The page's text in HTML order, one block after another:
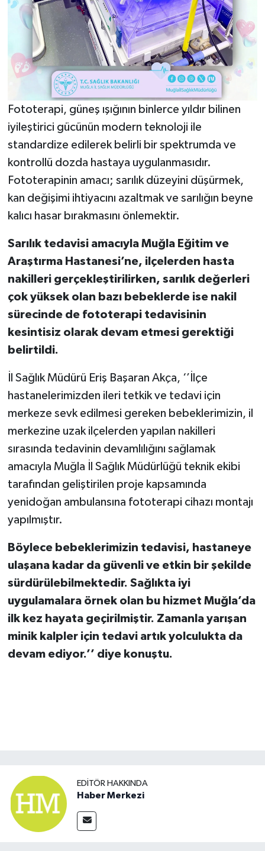
Fototerapi, güneş ışığının binlerce yıldır bilinen
iyileştirici gücünün modern teknoloji ile
standardize edilerek belirli bir spektrumda ve
kontrollü dozda hastaya uygulanmasıdır.
Fototerapinin amacı; sarılık düzeyini düşürmek,
kan değişimi ihtiyacını azaltmak ve sarılığın beyne
kalıcı hasar bırakmasını önlemektir.
Sarılık tedavisi amacıyla Muğla Eğitim ve
Araştırma Hastanesi’ne, ilçelerden hasta
nakilleri gerçekleştirilirken, sarılık değerleri
çok yüksek olan bazı bebeklerde ise nakil
sürecinde de fototerapi tedavisinin
kesintisiz olarak devam etmesi gerektiği
belirtildi.
İl Sağlık Müdürü Eriş Başaran Akça, ‘’İlçe
hastanelerimizden ileri tetkik ve tedavi için
merkeze sevk edilmesi gereken bebeklerimizin, il
merkezine uzak ilçelerden yapılan nakilleri
sırasında tedavinin devamlılığını sağlamak
amacıyla Muğla İl Sağlık Müdürlüğü teknik ekibi
tarafından geliştirilen proje kapsamında
yenidoğan ambulansına fototerapi cihazı montajı
yapılmıştır.
Böylece bebeklerimizin tedavisi, hastaneye
ulaşana kadar da güvenli ve etkin bir şekilde
sürdürülebilmektedir. Sağlıkta iyi
uygulamalara örnek olan bu hizmet Muğla’da
ilk kez hayata geçirilmiştir. Zamanla yarışan
minik kalpler için tedavi artık yolculukta da
devam ediyor.’’ diye konuştu.
EDITÖR HAKKINDA
Haber Merkezi